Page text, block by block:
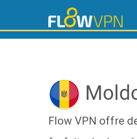
Flow VPN offre